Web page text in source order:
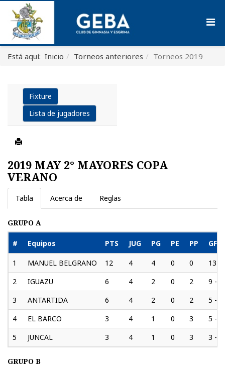
Está aquí: Inicio Torneos anteriores Torneos 2019
Fixture
Lista de jugadores
2019 MAY 2° MAYORES COPA
VERANO
Tabla Acerca de Reglas
GRUPO A
# Equipos PTS JUG PG PE PP GF-
1 MANUEL BELGRANO 12 4 4 0 0
13 -
2
IGUAZU 6 4 2 0 2
9 - 9
3
ANTARTIDA 6 4 2 0 2
5 - 7
4
EL BARCO 3 4 1 0 3
5 - 7
5
JUNCAL 3 4 1 0 3 3 - 8
GRUPO B